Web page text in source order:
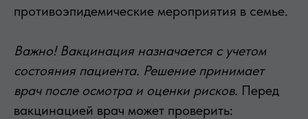
противоэпидемические мероприятия в семье.
Важно! Вакцинация назначается с учетом
состояния пациента. Решение принимает
врач после осмотра и оценки рисков. Перед
вакцинацией врач может проверить: